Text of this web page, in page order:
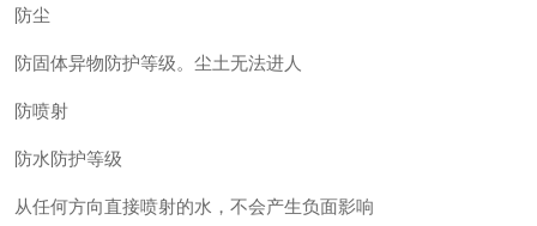
防尘
防固体异物防护等级。尘土无法进人
防喷射
防水防护等级
从任何方向直接喷射的水，不会产生负面影响